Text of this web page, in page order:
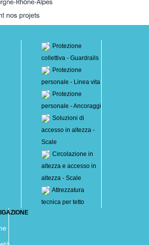
Protezione
collettiva - Guardrails
Protezione
personale - Linea vita
Protezione
personale - Ancoraggi
Soluzioni di
accesso in altezza -
Scale
Circolazione in
altezza e accesso in
altezza - Scale
Attrezzatura
tecnica per tetto